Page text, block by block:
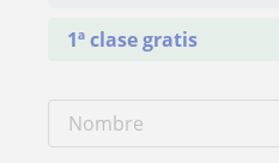
1ª clase gratis